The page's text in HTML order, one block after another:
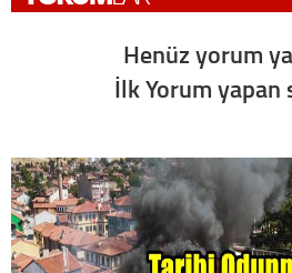
Henüz yorum
İlk Yorum yapan